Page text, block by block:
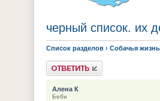
черный список. их
Список разделов › Собачья жизнь
Ответить
Алена К
Беби